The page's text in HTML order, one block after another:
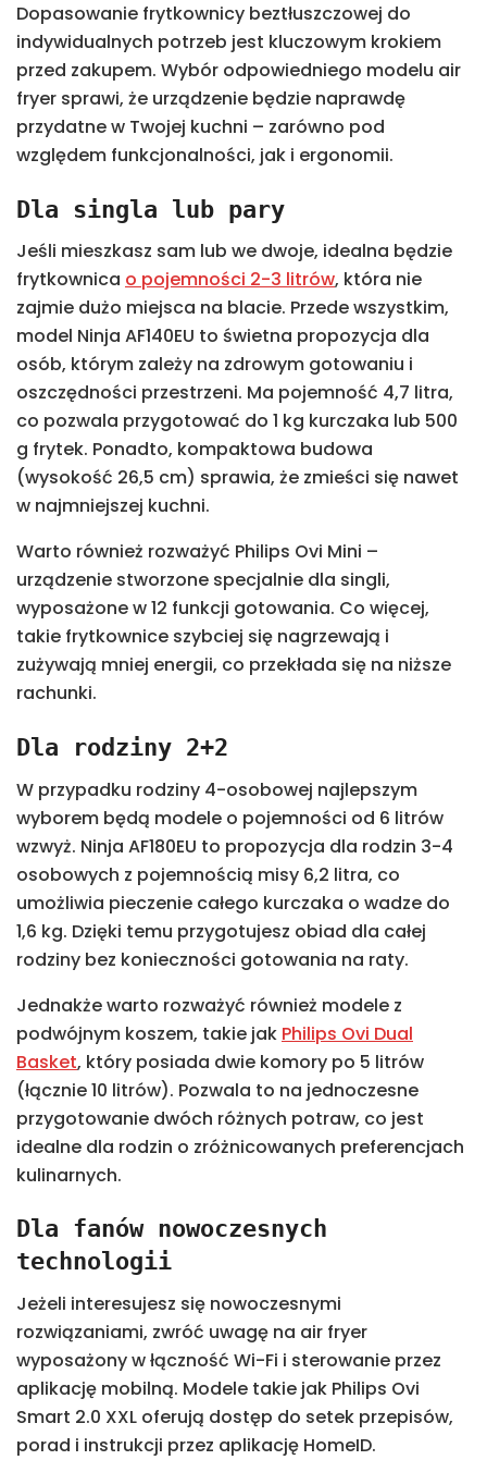
Dopasowanie frytkownicy beztłuszczowej do
indywidualnych potrzeb jest kluczowym krokiem
przed zakupem. Wybór odpowiedniego modelu air
fryer sprawi, że urządzenie będzie naprawdę
przydatne w Twojej kuchni – zarówno pod
względem funkcjonalności, jak i ergonomii.
Dla singla lub pary
Jeśli mieszkasz sam lub we dwoje, idealna będzie
frytkownica o pojemności 2-3 litrów, która nie
zajmie dużo miejsca na blacie. Przede wszystkim,
model Ninja AF140EU to świetna propozycja dla
osób, którym zależy na zdrowym gotowaniu i
oszczędności przestrzeni. Ma pojemność 4,7 litra,
co pozwala przygotować do 1 kg kurczaka lub 500
g frytek. Ponadto, kompaktowa budowa
(wysokość 26,5 cm) sprawia, że zmieści się nawet
w najmniejszej kuchni.
Warto również rozważyć Philips Ovi Mini –
urządzenie stworzone specjalnie dla singli,
wyposażone w 12 funkcji gotowania. Co więcej,
takie frytkownice szybciej się nagrzewają i
zużywają mniej energii, co przekłada się na niższe
rachunki.
Dla rodziny 2+2
W przypadku rodziny 4-osobowej najlepszym
wyborem będą modele o pojemności od 6 litrów
wzwyż. Ninja AF180EU to propozycja dla rodzin 3-4
osobowych z pojemnością misy 6,2 litra, co
umożliwia pieczenie całego kurczaka o wadze do
1,6 kg. Dzięki temu przygotujesz obiad dla całej
rodziny bez konieczności gotowania na raty.
Jednakże warto rozważyć również modele z
podwójnym koszem, takie jak Philips Ovi Dual
Basket, który posiada dwie komory po 5 litrów
(łącznie 10 litrów). Pozwala to na jednoczesne
przygotowanie dwóch różnych potraw, co jest
idealne dla rodzin o zróżnicowanych preferencjach
kulinarnych.
Dla fanów nowoczesnych
technologii
Jeżeli interesujesz się nowoczesnymi
rozwiązaniami, zwróć uwagę na air fryer
wyposażony w łączność Wi-Fi i sterowanie przez
aplikację mobilną. Modele takie jak Philips Ovi
Smart 2.0 XXL oferują dostęp do setek przepisów,
porad i instrukcji przez aplikację HomeID.